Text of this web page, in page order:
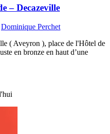
– Decazeville
Dominique Perchet
( Aveyron ), place de l'Hôtel de
en bronze en haut d’une